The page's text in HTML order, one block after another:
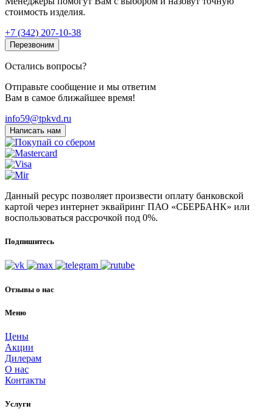
стоимость изделия.
+7 (342) 207-10-38
Перезвоним
Остались вопросы?
Отправьте сообщение и мы ответим
Вам в самое ближайшее время!
info59@tpkvd.ru
Написать нам
Данный ресурс позволяет произвести оплату банковской
картой через интернет эквайринг ПАО «СБЕРБАНК» или
воспользоваться рассрочкой под 0%.
Подпишитесь
Отзывы о нас
Меню
Цены
Акции
Дилерам
О нас
Контакты
Услуги